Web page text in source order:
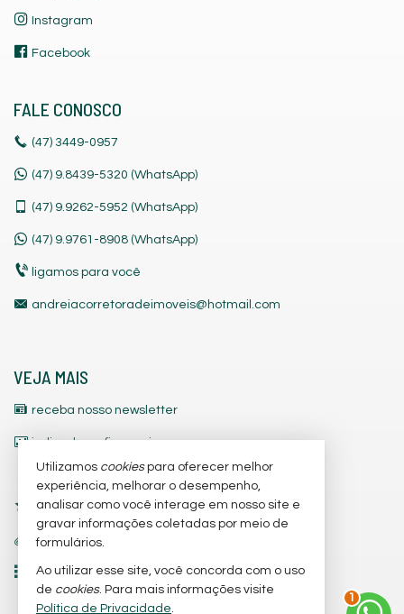
Instagram
Facebook
FALE CONOSCO
(47) 3449-0957
(47) 9.8439-5320 (WhatsApp)
(47) 9.9262-5952 (WhatsApp)
(47) 9.9761-8908 (WhatsApp)
ligamos para você
andreiacorretoradeimoveis@hotmail.com
VEJA MAIS
receba nosso newsletter
indicadores financeiros
cadastre seu imóvel
imóveis favoritos
trabalhe conosco
mapa de imóveis
2
Utilizamos cookiespara oferecer melhor
experiência, melhorar o desempenho,
analisar como você interage em nosso site e
gravar informações coletadas por meio de
formulários.
Ao utilizar esse site, você concorda com o uso
de cookies. Para mais informações visite
Política de Privacidade.